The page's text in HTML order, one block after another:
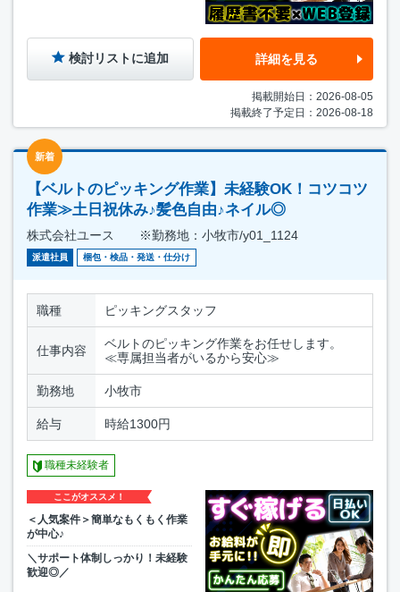
検討リストに追加 詳細を見る
掲載開始日：2026-08-05
掲載終了予定日：2026-08-18
新着
【ベルトのピッキング作業】未経験OK！コツコツ
作業≫土日祝休み♪髪色自由♪ネイル◎
株式会社ユース ※勤務地：小牧市/y01_1124
派遣社員 梱包・検品・発送・仕分け
職種 ピッキングスタッフ
仕事内容
ベルトのピッキング作業をお任せします。
≪専属担当者がいるから安心≫
勤務地 小牧市
給与 時給1300円
職種未経験者
ここがオススメ！
＜人気案件＞簡単なもくもく作業
が中心♪
＼サポート体制しっかり！未経験
歓迎◎／